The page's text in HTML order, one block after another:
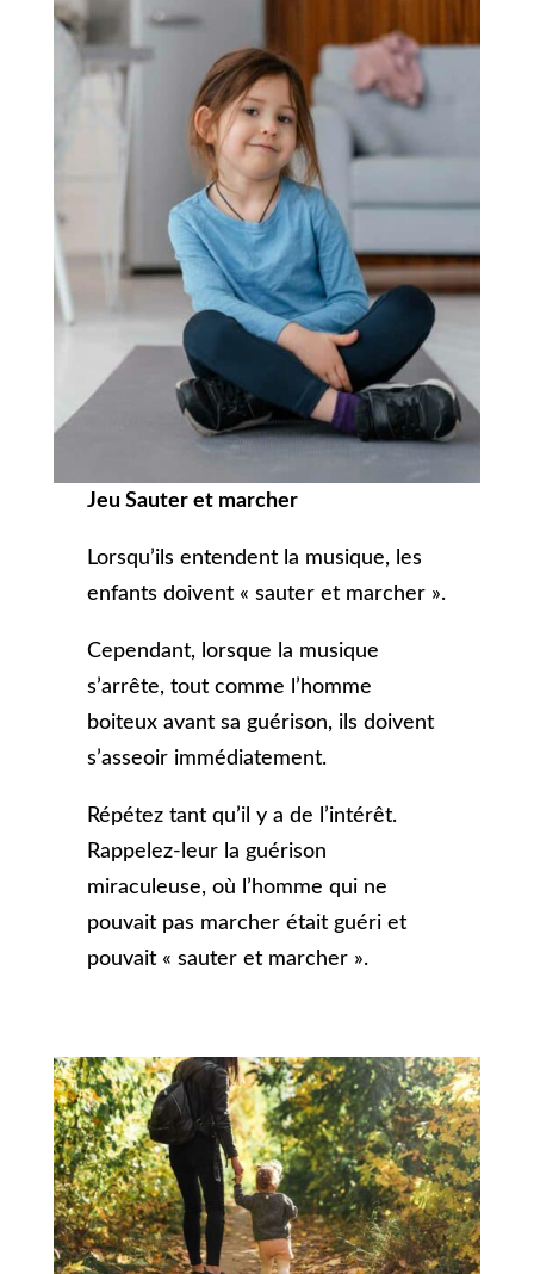
Jeu Sauter et marcher
Lorsqu’ils entendent la musique, les
enfants doivent « sauter et marcher ».
Cependant, lorsque la musique
s’arrête, tout comme l’homme
boiteux avant sa guérison, ils doivent
s’asseoir immédiatement.
Répétez tant qu’il y a de l’intérêt.
Rappelez-leur la guérison
miraculeuse, où l’homme qui ne
pouvait pas marcher était guéri et
pouvait « sauter et marcher ».